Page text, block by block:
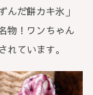
んだ餅カキ氷」
物！ワンちゃん
ています。